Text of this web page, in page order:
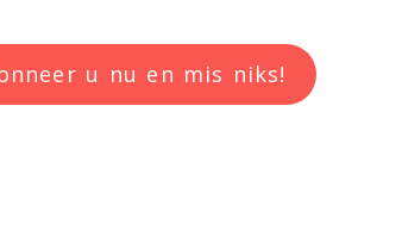
u nu en mis niks!